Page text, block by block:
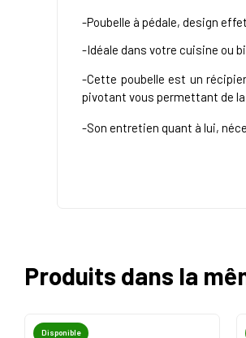
-Poubelle à pédale, design
-Idéale dans votre cuisine ou
-Cette poubelle est un
pivotant vous permettant de
-Son entretien quant à lui,
Produits dans la
Disponible